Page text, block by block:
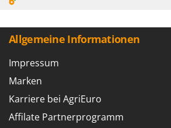
Allgemeine Informationen
Impressum
Marken
Karriere bei AgriEuro
Affilate Partnerprogramm